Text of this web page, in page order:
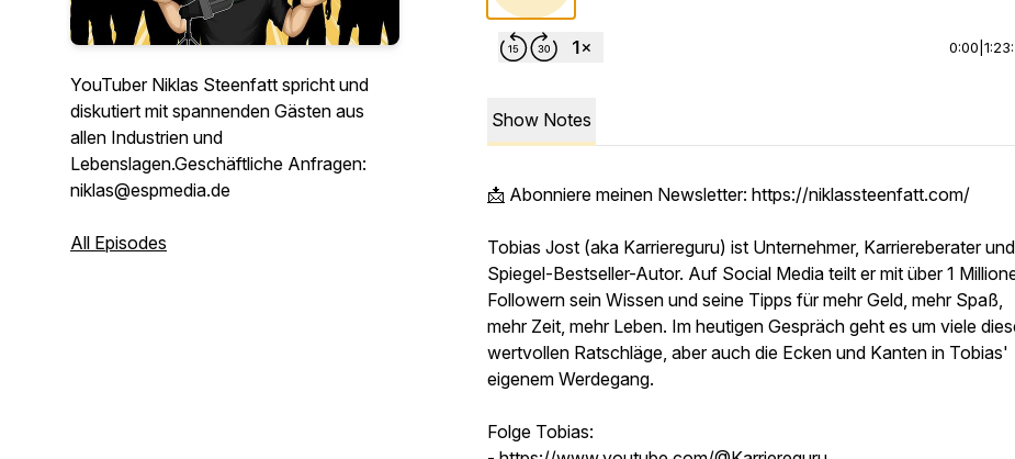
YouTuber Niklas Steenfatt spricht und
diskutiert mit spannenden Gästen aus
allen Industrien und
Lebenslagen.Geschäftliche Anfragen:
niklas@espmedia.de
All Episodes
0:00
Show Notes
📩 Abonniere meinen Newsletter: https://niklassteenfatt.com/
Tobias Jost (aka Karriereguru) ist Unternehmer, Karriereberater und
Spiegel-Bestseller-Autor. Auf Social Media teilt er mit über 1
Followern sein Wissen und seine Tipps für mehr Geld, mehr Spaß,
mehr Zeit, mehr Leben. Im heutigen Gespräch geht es um viele
wertvollen Ratschläge, aber auch die Ecken und Kanten in Tobias'
eigenem Werdegang.
Folge Tobias: